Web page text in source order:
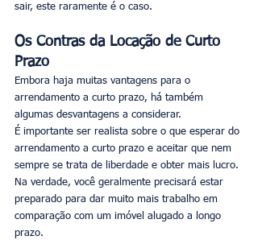
sair, este raramente é o caso.
Os Contras da Locação de Curto
Prazo
Embora haja muitas vantagens para o
arrendamento a curto prazo, há também
algumas desvantagens a considerar.
É importante ser realista sobre o que esperar do
arrendamento a curto prazo e aceitar que nem
sempre se trata de liberdade e obter mais lucro.
Na verdade, você geralmente precisará estar
preparado para dar muito mais trabalho em
comparação com um imóvel alugado a longo
prazo.